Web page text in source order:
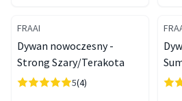
FRAAI
Dywan nowoczesny -
Strong Szary/Terakota
5(4)